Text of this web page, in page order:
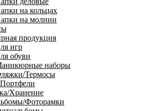
на кольцах
на молнии
продукция
игр
обуви
наборы
Термосы
Хранение
Фоторамки